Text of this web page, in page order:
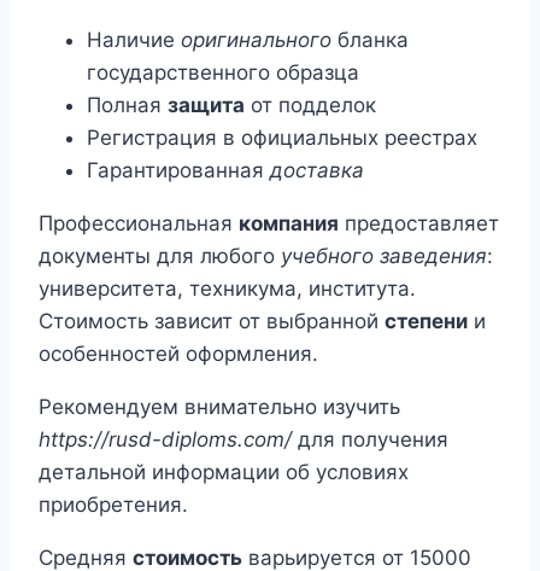
Наличие оригинального бланка
государственного образца
Полная защита от подделок
Регистрация в официальных реестрах
Гарантированная доставка
Профессиональная компания предоставляет
документы для любого учебного заведения:
университета, техникума, института.
Стоимость зависит от выбранной степени и
особенностей оформления.
Рекомендуем внимательно изучить
https://rusd-diploms.com/для получения
детальной информации об условиях
приобретения.
Средняя стоимость варьируется от 15000